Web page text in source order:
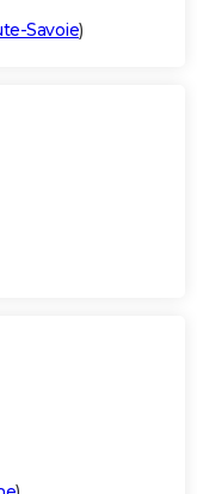
Savoie)